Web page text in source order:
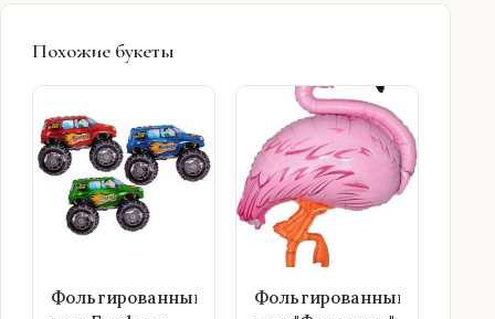
Похожие букеты
Фольгированный
Фольгированный